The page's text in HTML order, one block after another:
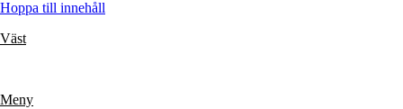
Hoppa till innehåll
Väst
Meny